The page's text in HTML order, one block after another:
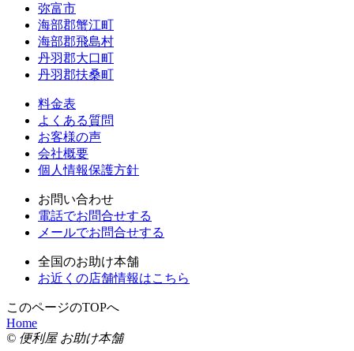
弥富市
海部郡蟹江町
海部郡飛島村
丹羽郡大口町
丹羽郡扶桑町
料金表
よくある質問
お客様の声
会社概要
個人情報保護方針
お問い合わせ
電話でお問合せする
メールでお問合せする
全国のお助け本舗
お近くの店舗情報はこちら
このページのTOPへ
Home
© 便利屋 お助け本舗